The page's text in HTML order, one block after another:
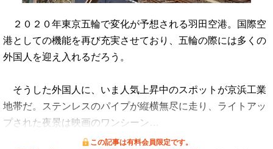
２０２０年東京五輪で変化が予想される羽田空港。国際空
港としての機能を再び充実させており、五輪の際には多くの
外国人を迎え入れるだろう。
そうした外国人に、いま人気上昇中のスポットが京浜工業
地帯だ。ステンレスのパイプが縦横無尽に走り、ライトアッ
プされた夜景は映画のワンシーン…
この記事は有料会員限定です。